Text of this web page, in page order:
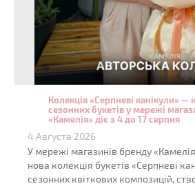
Колекція «Серпневі канікули» —
сезонних букетів у мережі
«Камелія» діє з 4 до 17 серпня
4 Августа 2026
У мережі магазинів бренду
нова колекція букетів «Серпневі
сезонних квіткових композицій,